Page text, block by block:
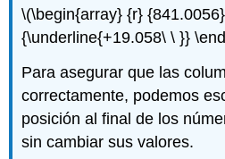
\(\begin{array} {r}
{\underline{+19.058\ \ }}
Para asegurar que las
correctamente, podemos
posición al final de los
sin cambiar sus valores.